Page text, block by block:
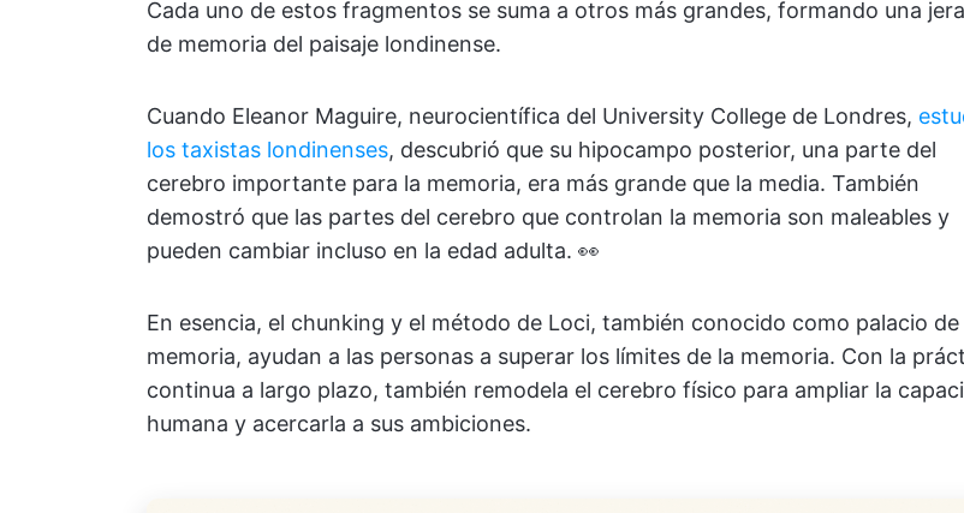
Cada uno de estos fragmentos se suma a otros más grandes, formando una
de memoria del paisaje londinense.
Cuando Eleanor Maguire, neurocientífica del University College de Londres,
los taxistas londinenses, descubrió que su hipocampo posterior, una parte del
cerebro importante para la memoria, era más grande que la media. También
demostró que las partes del cerebro que controlan la memoria son maleables y
pueden cambiar incluso en la edad adulta. 👀
En esencia, el chunking y el método de Loci, también conocido como palacio de
memoria, ayudan a las personas a superar los límites de la memoria. Con la
continua a largo plazo, también remodela el cerebro físico para ampliar la
humana y acercarla a sus ambiciones.